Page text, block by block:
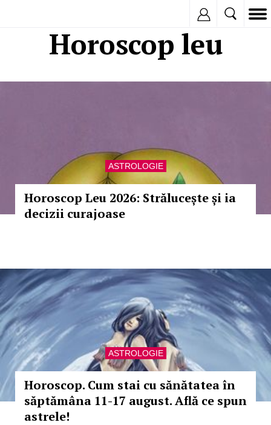
Horoscop leu
ASTROLOGIE
Horoscop Leu 2026: Strălucește și ia
decizii curajoase
ASTROLOGIE
Horoscop. Cum stai cu sănătatea în
săptămâna 11-17 august. Află ce spun
astrele!